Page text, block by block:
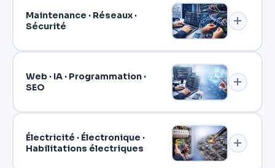
Maintenance · Réseaux ·
Sécurité
Web · IA · Programmation ·
SEO
Électricité · Électronique ·
Habilitations électriques